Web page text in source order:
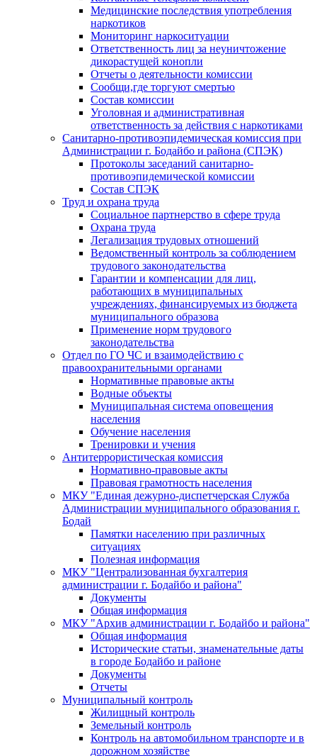
Медицинские последствия употребления
наркотиков
Мониторинг наркоситуации
Ответственность лиц за неуничтожение
дикорастущей конопли
Отчеты о деятельности комиссии
Сообщи,где торгуют смертью
Состав комиссии
Уголовная и административная
ответственность за действия с наркотиками
Санитарно-противоэпидемическая комиссия при
Администрации г. Бодайбо и района (СПЭК)
Протоколы заседаний санитарно-
противоэпидемической комиссии
Состав СПЭК
Труд и охрана труда
Социальное партнерство в сфере труда
Охрана труда
Легализация трудовых отношений
Ведомственный контроль за соблюдением
трудового законодательства
Гарантии и компенсации для лиц,
работающих в муниципальных
учреждениях, финансируемых из бюджета
муниципального образова
Применение норм трудового
законодательства
Отдел по ГО ЧС и взаимодействию с
правоохранительными органами
Нормативные правовые акты
Водные объекты
Муниципальная система оповещения
населения
Обучение населения
Тренировки и учения
Антитеррористическая комиссия
Нормативно-правовые акты
Правовая грамотность населения
МКУ "Единая дежурно-диспетчерская Служба
Администрации муниципального образования г.
Бодай
Памятки населению при различных
ситуациях
Полезная информация
МКУ "Централизованная бухгалтерия
администрации г. Бодайбо и района"
Документы
Общая информация
МКУ "Архив администрации г. Бодайбо и района"
Общая информация
Исторические статьи, знаменательные даты
в городе Бодайбо и районе
Документы
Отчеты
Муниципальный контроль
Жилищный контроль
Земельный контроль
Контроль на автомобильном транспорте и в
дорожном хозяйстве